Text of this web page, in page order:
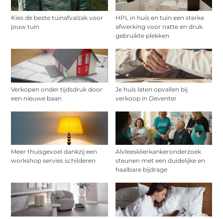
Kies de beste tuinafvalzak voor
jouw tuin
HPL in huis en tuin een sterke
afwerking voor natte en druk
gebruikte plekken
Verkopen onder tijdsdruk door
een nieuwe baan
Je huis laten opvallen bij
verkoop in Deventer
Meer thuisgevoel dankzij een
workshop servies schilderen
Alvleesklierkankeronderzoek
steunen met een duidelijke en
haalbare bijdrage